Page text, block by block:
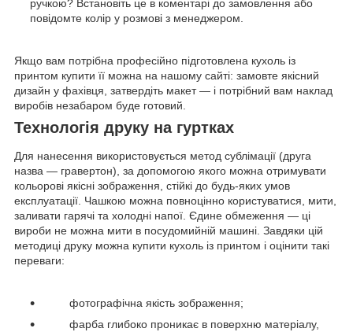
ручкою? Встановіть це в коментарі до замовлення або
повідомте колір у розмові з менеджером.
Якщо вам потрібна професійно підготовлена кухоль із
принтом купити її можна на нашому сайті: замовте якісний
дизайн у фахівця, затвердіть макет — і потрібний вам наклад
виробів незабаром буде готовий.
Технологія друку на гуртках
Для нанесення використовується метод сублімації (друга
назва — гравертон), за допомогою якого можна отримувати
кольорові якісні зображення, стійкі до будь-яких умов
експлуатації. Чашкою можна повноцінно користуватися, мити,
заливати гарячі та холодні напої. Єдине обмеження — ці
вироби не можна мити в посудомийній машині. Завдяки цій
методиці друку можна купити кухоль із принтом і оцінити такі
переваги:
фотографічна якість зображення;
фарба глибоко проникає в поверхню матеріалу,